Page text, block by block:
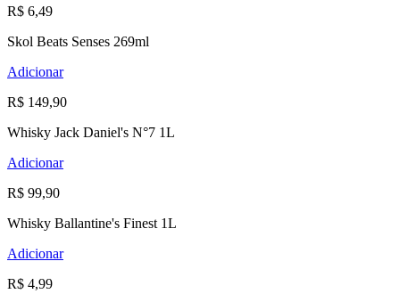
R$ 6,49
Skol Beats Senses 269ml
Adicionar
R$ 149,90
Whisky Jack Daniel's N°7 1L
Adicionar
R$ 99,90
Whisky Ballantine's Finest 1L
Adicionar
R$ 4,99